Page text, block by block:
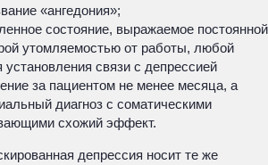
«ангедония»;
состояние, выражаемое постоянной
утомляемостью от работы, любой
связи с депрессией
за пациентом не менее месяца, а
диагноз с соматическими
схожий эффект.
депрессия носит те же